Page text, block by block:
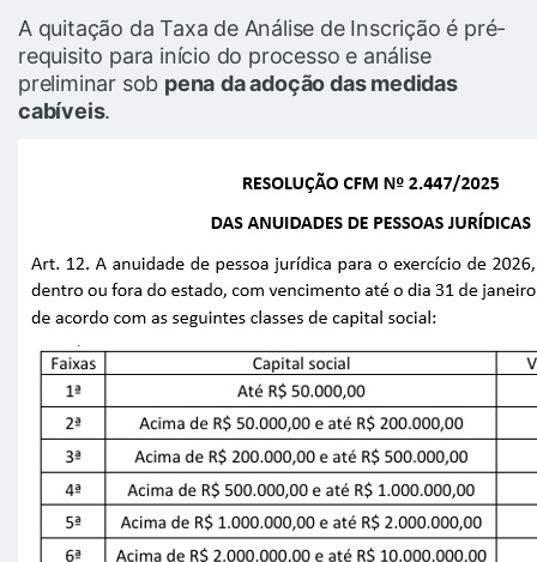
A quitação da Taxa de Análise de Inscrição é pré-
requisito para início do processo e análise
preliminar sob pena da adoção das medidas
cabíveis.